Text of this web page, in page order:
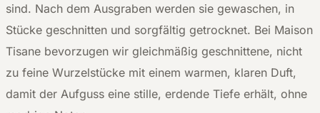
sind. Nach dem Ausgraben werden sie gewaschen, in
Stücke geschnitten und sorgfältig getrocknet. Bei Maison
Tisane bevorzugen wir gleichmäßig geschnittene, nicht
zu feine Wurzelstücke mit einem warmen, klaren Duft,
damit der Aufguss eine stille, erdende Tiefe erhält, ohne